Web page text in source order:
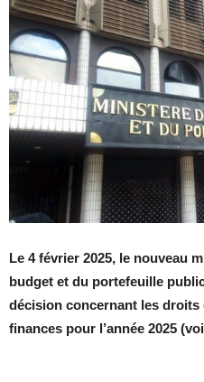
Le 4 février 2025, le nouveau
budget et du portefeuille
décision concernant les droits
finances pour l’année 2025